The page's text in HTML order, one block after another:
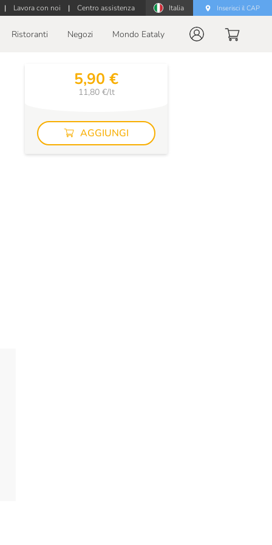
| Lavora con noi | Centro assistenza Italia Inserisci il CAP
Ristoranti Negozi Mondo Eataly
5,90 €
11,80 €/lt
AGGIUNGI